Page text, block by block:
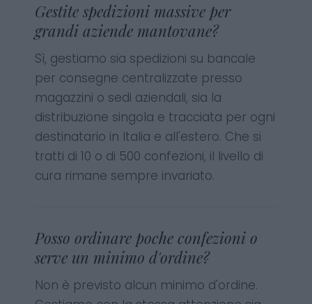
Gestite spedizioni massive per
grandi aziende mantovane?
Sì, gestiamo sia spedizioni su bancale
per consegne centralizzate presso
magazzini o sedi aziendali, sia la
distribuzione singola e tracciata per ogni
destinatario in Italia e all'estero. Che si
tratti di 10 o di 500 confezioni, il livello di
cura rimane sempre invariato.
Posso ordinare poche confezioni o
serve un minimo d'ordine?
Non è previsto alcun minimo d'ordine.